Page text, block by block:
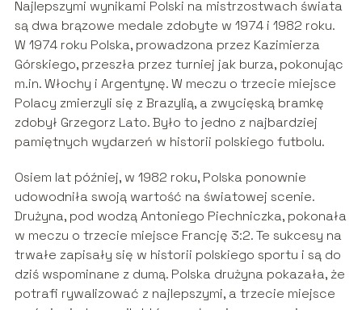
Najlepszymi wynikami Polski na mistrzostwach świata
są dwa brązowe medale zdobyte w 1974 i 1982 roku.
W 1974 roku Polska, prowadzona przez Kazimierza
Górskiego, przeszła przez turniej jak burza, pokonując
m.in. Włochy i Argentynę. W meczu o trzecie miejsce
Polacy zmierzyli się z Brazylią, a zwycięską bramkę
zdobył Grzegorz Lato. Było to jedno z najbardziej
pamiętnych wydarzeń w historii polskiego futbolu.
Osiem lat później, w 1982 roku, Polska ponownie
udowodniła swoją wartość na światowej scenie.
Drużyna, pod wodzą Antoniego Piechniczka, pokonała
w meczu o trzecie miejsce Francję 3:2. Te sukcesy na
trwałe zapisały się w historii polskiego sportu i są do
dziś wspominane z dumą. Polska drużyna pokazała, że
potrafi rywalizować z najlepszymi, a trzecie miejsce